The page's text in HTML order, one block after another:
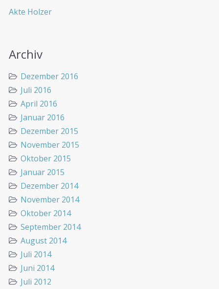
Akte Holzer
Archiv
Dezember 2016
Juli 2016
April 2016
Januar 2016
Dezember 2015
November 2015
Oktober 2015
Januar 2015
Dezember 2014
November 2014
Oktober 2014
September 2014
August 2014
Juli 2014
Juni 2014
Juli 2012